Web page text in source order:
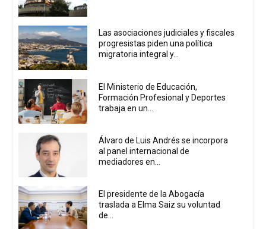
Las asociaciones judiciales y fiscales
progresistas piden una política
migratoria integral y...
El Ministerio de Educación,
Formación Profesional y Deportes
trabaja en un...
Álvaro de Luis Andrés se incorpora
al panel internacional de
mediadores en...
El presidente de la Abogacía
traslada a Elma Saiz su voluntad
de...